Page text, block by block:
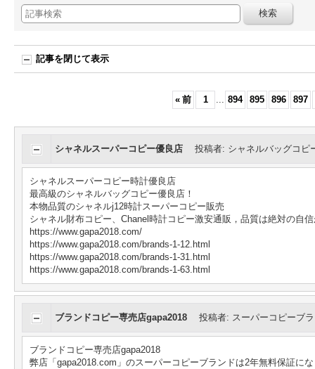
記事を閉じて表示
« 前 1 ... 894 895 896 897
シャネルスーパーコピー優良店 投稿者: シャネルバッグコピ
シャネルスーパーコピー時計優良店
最高級のシャネルバッグコピー優良店！
本物品質のシャネルj12時計スーパーコピー販売
シャネル財布コピー、Chanel時計コピー激安通販，品質は絶対の自
https://www.gapa2018.com/
https://www.gapa2018.com/brands-1-12.html
https://www.gapa2018.com/brands-1-31.html
https://www.gapa2018.com/brands-1-63.html
ブランドコピー専売店gapa2018 投稿者: スーパーコピーブ
ブランドコピー専売店gapa2018
弊店「gapa2018.com」のスーパーコピーブランドは2年無料保証に